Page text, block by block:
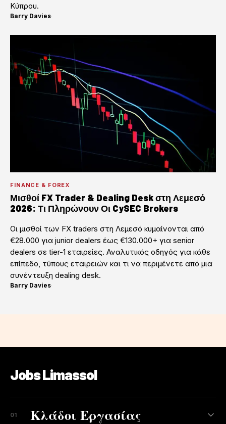
Κύπρου.
Barry Davies·
FINANCE & FOREX
Μισθοί FX Trader & Dealing Desk στη Λεμεσό
2026: Τι Πληρώνουν Οι CySEC Brokers
Οι μισθοί των FX traders στη Λεμεσό κυμαίνονται από
€28.000 για junior dealers έως €130.000+ για senior
dealers σε tier-1 εταιρείες. Αναλυτικός οδηγός για κάθε
επίπεδο, τύπους εταιρειών και τι να περιμένετε από μια
συνέντευξη dealing desk.
Barry Davies·
Jobs Limassol
01 Κλάδοι Εργασίας